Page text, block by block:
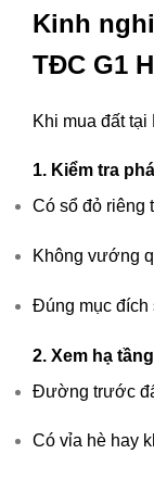
Kinh
TĐC G1
Khi mua đất
1. Kiểm tra
Có sổ đỏ riêng
Không vướng
Đúng mục đích
2. Xem hạ
Đường trước
Có vỉa hè hay